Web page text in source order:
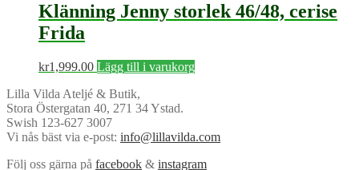
Klänning Jenny storlek 46/48, cerise
Frida
kr1,999.00 Lägg till i varukorg
Lilla Vilda Ateljé & Butik,
Stora Östergatan 40, 271 34 Ystad.
Swish 123-627 3007
Vi nås bäst via e-post: info@lillavilda.com
Följ oss gärna på facebook & instagram